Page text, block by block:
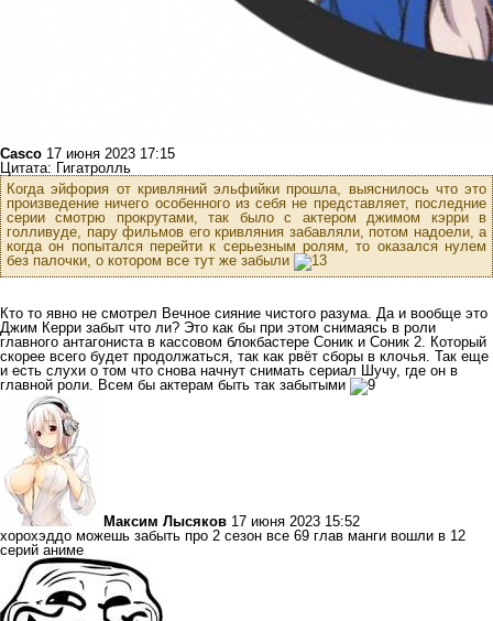
Casco 17 июня 2023 17:15
Цитата: Гигатролль
Когда эйфория от кривляний эльфийки прошла, выяснилось что это
произведение ничего особенного из себя не представляет, последние
серии смотрю прокрутами, так было с актером джимом кэрри в
голливуде, пару фильмов его кривляния забавляли, потом надоели, а
когда он попытался перейти к серьезным ролям, то оказался нулем
без палочки, о котором все тут же забыли
Кто то явно не смотрел Вечное сияние чистого разума. Да и вообще это
Джим Керри забыт что ли? Это как бы при этом снимаясь в роли
главного антагониста в кассовом блокбастере Соник и Соник 2. Который
скорее всего будет продолжаться, так как рвёт сборы в клочья. Так еще
и есть слухи о том что снова начнут снимать сериал Шучу, где он в
главной роли. Всем бы актерам быть так забытыми
Максим Лысяков 17 июня 2023 15:52
хорохэддо можешь забыть про 2 сезон все 69 глав манги вошли в 12
серий аниме